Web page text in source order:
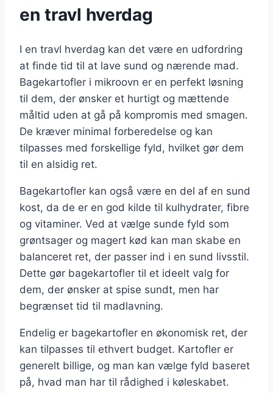
en travl hverdag
I en travl hverdag kan det være en udfordring
at finde tid til at lave sund og nærende mad.
Bagekartofler i mikroovn er en perfekt løsning
til dem, der ønsker et hurtigt og mættende
måltid uden at gå på kompromis med smagen.
De kræver minimal forberedelse og kan
tilpasses med forskellige fyld, hvilket gør dem
til en alsidig ret.
Bagekartofler kan også være en del af en sund
kost, da de er en god kilde til kulhydrater, fibre
og vitaminer. Ved at vælge sunde fyld som
grøntsager og magert kød kan man skabe en
balanceret ret, der passer ind i en sund livsstil.
Dette gør bagekartofler til et ideelt valg for
dem, der ønsker at spise sundt, men har
begrænset tid til madlavning.
Endelig er bagekartofler en økonomisk ret, der
kan tilpasses til ethvert budget. Kartofler er
generelt billige, og man kan vælge fyld baseret
på, hvad man har til rådighed i køleskabet.